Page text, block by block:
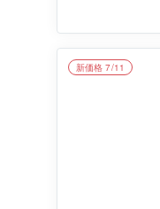
新価格 7/11